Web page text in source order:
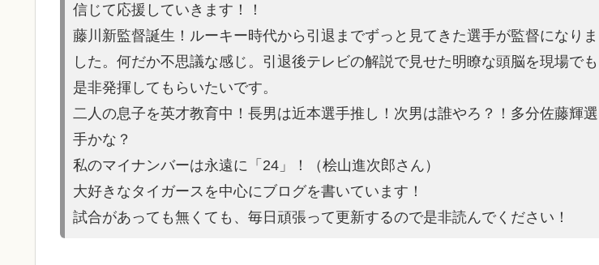
信じて応援していきます！！
藤川新監督誕生！ルーキー時代から引退までずっと見てきた選手が監督になりま
した。何だか不思議な感じ。引退後テレビの解説で見せた明瞭な頭脳を現場でも
是非発揮してもらいたいです。
二人の息子を英才教育中！長男は近本選手推し！次男は誰やろ？！多分佐藤輝選
手かな？
私のマイナンバーは永遠に「24」！（桧山進次郎さん）
大好きなタイガースを中心にブログを書いています！
試合があって も無くても、毎日頑張って更新するので是非読んでください！